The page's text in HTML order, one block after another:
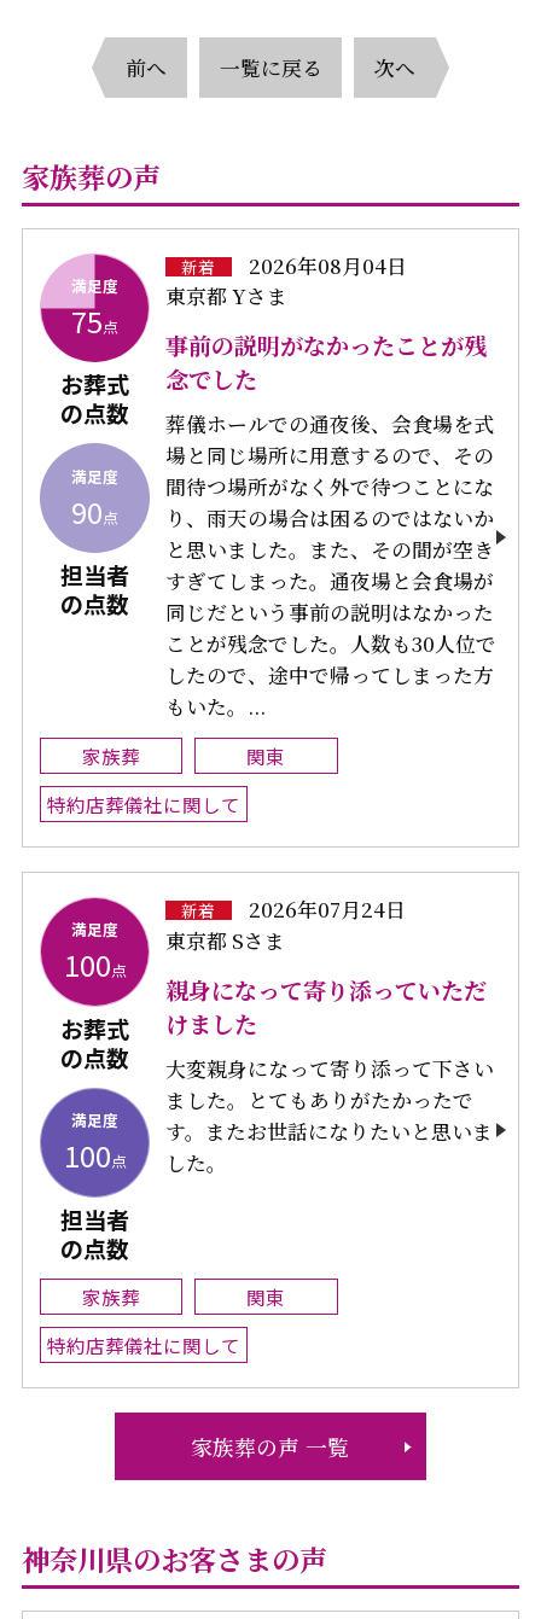
前へ 一覧に戻る 次へ
家族葬の声
満足度
75点
お葬式
の点数
満足度
90点
担当者
の点数
新着
2026年08月04日
東京都 Yさま
事前の説明がなかったことが残
念でした
葬儀ホールでの通夜後、会食場を式
場と同じ場所に用意するので、その
間待つ場所がなく外で待つことにな
り、雨天の場合は困るのではないか
と思いました。また、その間が空き
すぎてしまった。通夜場と会食場が
同じだという事前の説明はなかった
ことが残念でした。人数も30人位で
したので、途中で帰ってしまった方
もいた。...
家族葬
関東
特約店葬儀社に関して
満足度
100点
お葬式
の点数
満足度
100点
担当者
の点数
新着
2026年07月24日
東京都 Sさま
親身になって寄り添っていただ
けました
大変親身になって寄り添って下さい
ました。とてもありがたかったで
す。またお世話になりたいと思いま
した。
家族葬
関東
特約店葬儀社に関して
家族葬の声 一覧
神奈川県のお客さまの声